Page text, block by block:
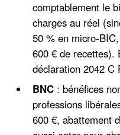
comptablement le
charges au réel
50 % en micro-
600 € de recettes).
déclaration 2042 C
BNC : bénéfices
professions
600 €, abattement